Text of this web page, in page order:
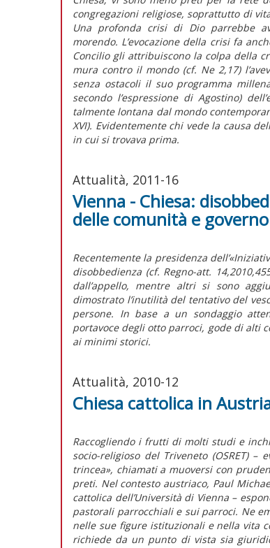
congregazioni religiose, soprattutto di
Una profonda crisi di Dio parrebbe
morendo. L’evocazione della crisi fa
Concilio gli attribuiscono la colpa della
mura contro il mondo (cf. Ne 2,17)
senza ostacoli il suo programma
secondo l’espressione di Agostino)
talmente lontana dal mondo
XVI). Evidentemente chi vede la causa
in cui si trovava prima.
Attualità, 2011-16
Vienna - Chiesa:
delle comunità e governo
Recentemente la presidenza
disobbedienza (cf. Regno-att.
dall’appello, mentre altri si sono
dimostrato l’inutilità del tentativo del
persone. In base a un sondaggio
portavoce degli otto parroci, gode di alti
ai minimi storici.
Attualità, 2010-12
Chiesa cattolica in
Raccogliendo i frutti di molti studi e
socio-religioso del Triveneto (OSRET)
trincea», chiamati a muoversi con
preti. Nel contesto austriaco, Paul
cattolica dell’Università di Vienna –
pastorali parrocchiali e sui parroci. Ne
nelle sue figure istituzionali e nella vita
richiede da un punto di vista sia